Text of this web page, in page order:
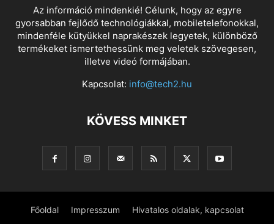
Az információ mindenkié! Célunk, hogy az egyre
gyorsabban fejlődő technológiákkal, mobiletelefonokkal,
mindenféle kütyükkel naprakészek legyetek, különböző
termékeket ismertethessünk meg veletek szövegesen,
illetve videó formájában.
Kapcsolat: info@tech2.hu
KÖVESS MINKET
Főoldal Impresszum Hivatalos oldalak, kapcsolat